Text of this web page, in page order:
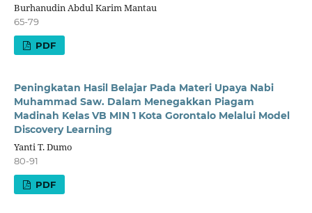
Burhanudin Abdul Karim Mantau
65-79
PDF
Peningkatan Hasil Belajar Pada Materi Upaya Nabi
Muhammad Saw. Dalam Menegakkan Piagam
Madinah Kelas VB MIN 1 Kota Gorontalo Melalui Model
Discovery Learning
Yanti T. Dumo
80-91
PDF